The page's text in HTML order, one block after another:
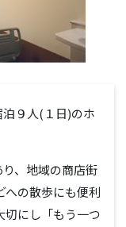
９人(１日)のホ
、地域の商店街
への散歩にも便利
切にし「もう一つ